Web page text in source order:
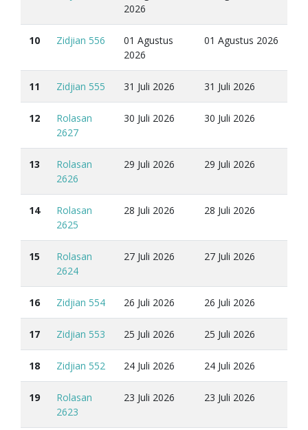
2026
10 Zidjian 556
01 Agustus
2026
01 Agustus 2026
11 Zidjian 555 31 Juli 2026 31 Juli 2026
12
Rolasan
2627
30 Juli 2026 30 Juli 2026
13
Rolasan
2626
29 Juli 2026 29 Juli 2026
14
Rolasan
2625
28 Juli 2026 28 Juli 2026
15
Rolasan
2624
27 Juli 2026 27 Juli 2026
16 Zidjian 554 26 Juli 2026 26 Juli 2026
17 Zidjian 553 25 Juli 2026 25 Juli 2026
18 Zidjian 552 24 Juli 2026 24 Juli 2026
19
Rolasan
2623
23 Juli 2026 23 Juli 2026